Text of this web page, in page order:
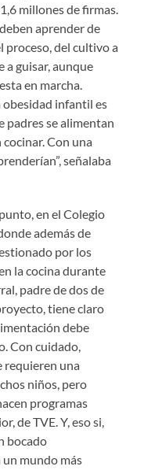
millones de firmas.
aprender de
proceso, del cultivo a
a guisar, aunque
en marcha.
obesidad infantil es
padres se alimentan
Con una
señalaba
en el Colegio
además de
por los
la cocina durante
padre de dos de
tiene claro
debe
Con cuidado,
requieren una
niños, pero
programas
de TVE. Y, eso si,
bocado
un mundo más